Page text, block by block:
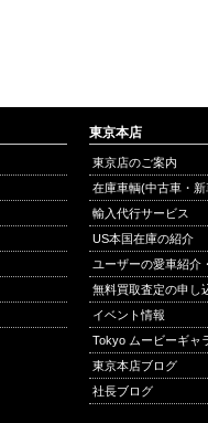
東京本店
東京店のご案内
在庫車輌(中古車・
輸入代行サービス
US本国在庫の紹介
ユーザーの愛車紹介
無料買取査定の申し
イベント情報
Tokyo ムービーギャ
東京本店ブログ
社長ブログ